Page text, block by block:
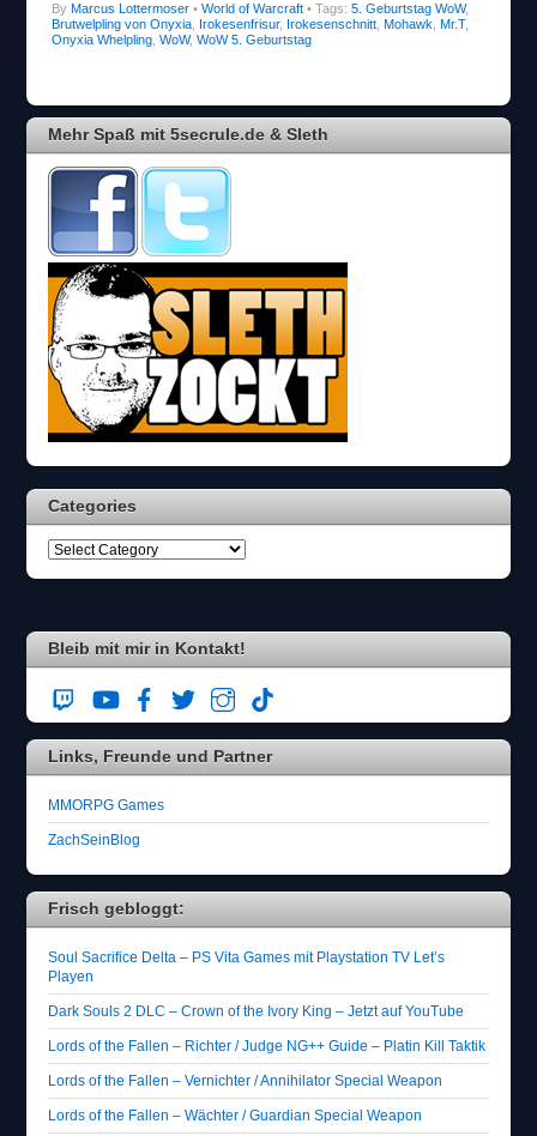
By Marcus Lottermoser• World of Warcraft • Tags: 5. Geburtstag WoW,
Brutwelpling von Onyxia, Irokesenfrisur, Irokesenschnitt, Mohawk Mr.T,
Onyxia Whelpling, WoW, WoW 5. Geburtstag
Mehr Spaß mit 5secrule.de & Sleth
Categories
Bleib mit mir in Kontakt!
Links, Freunde und Partner
MMORPG Games
ZachSeinBlog
Frisch gebloggt:
Soul Sacrifice Delta – PS Vita Games mit Playstation TV Let’s
Playen
Dark Souls 2 DLC – Crown of the Ivory King – Jetzt auf YouTube
Lords of the Fallen – Richter / Judge NG++ Guide – Platin Kill Taktik
Lords of the Fallen – Vernichter / Annihilator Special Weapon
Lords of the Fallen – Wächter / Guardian Special Weapon